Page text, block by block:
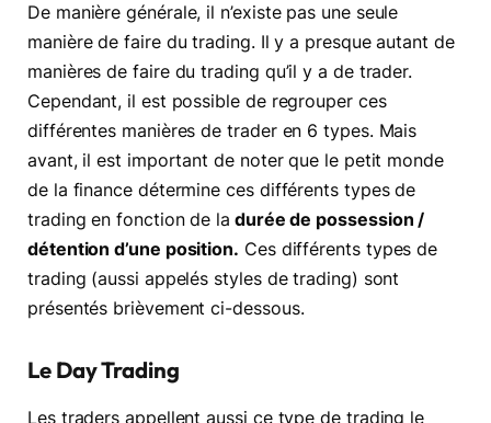
De manière générale, il n’existe pas une seule
manière de faire du trading. Il y a presque autant de
manières de faire du trading qu’il y a de trader.
Cependant, il est possible de regrouper ces
différentes manières de trader en 6 types. Mais
avant, il est important de noter que le petit monde
de la finance détermine ces différents types de
trading en fonction de la durée de possession /
détention d’une position. Ces différents types de
trading (aussi appelés styles de trading) sont
présentés brièvement ci-dessous.
Le Day Trading
Les traders appellent aussi ce type de trading le